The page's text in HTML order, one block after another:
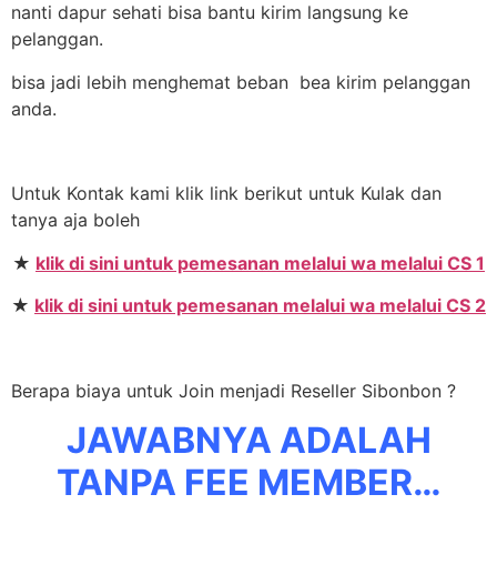
nanti dapur sehati bisa bantu kirim langsung ke
pelanggan.
bisa jadi lebih menghemat beban bea kirim pelanggan
anda.
Untuk Kontak kami klik link berikut untuk Kulak dan
tanya aja boleh
★ klik di sini untuk pemesanan melalui wa melalui CS 1
★ klik di sini untuk pemesanan melalui wa melalui CS 2
Berapa biaya untuk Join menjadi Reseller Sibonbon ?
JAWABNYA ADALAH
TANPA FEE MEMBER…